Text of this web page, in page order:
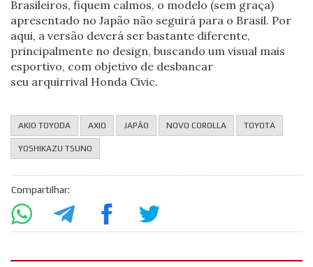
Brasileiros, fiquem calmos, o modelo (sem graça)
apresentado no Japão não seguirá para o Brasil. Por
aqui, a versão deverá ser bastante diferente,
principalmente no design, buscando um visual mais
esportivo, com objetivo de desbancar
seu arquirrival Honda Civic.
AKIO TOYODA AXIO JAPÃO NOVO COROLLA TOYOTA
YOSHIKAZU TSUNO
Compartilhar: